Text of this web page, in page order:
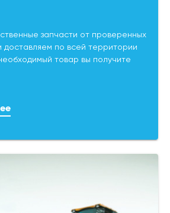
запчасти от проверенных
доставляем по всей территории
товар вы получите